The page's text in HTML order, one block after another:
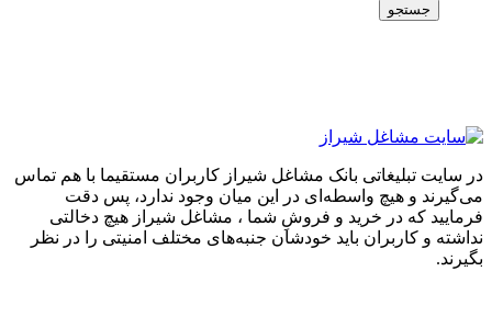
جستجو
در سایت تبلیغاتی بانک مشاغل شیراز کاربران مستقیما با هم تماس
می‌گیرند و هیچ واسطه‌ای در این میان وجود ندارد، پس دقت
فرمایید که در خرید و فروشِ شما ، مشاغل شیراز هیچ دخالتی
نداشته و کاربران باید خودشان جنبه‌های مختلف امنیتی را در نظر
بگیرند.